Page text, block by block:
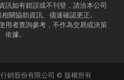
訊如有錯誤或不刊登，請洽本公司
相關協助資訊、儘速確認更正。
用者查詢參考，不作為交易或決策
依據。
銷股份有限公司 © 版權所有